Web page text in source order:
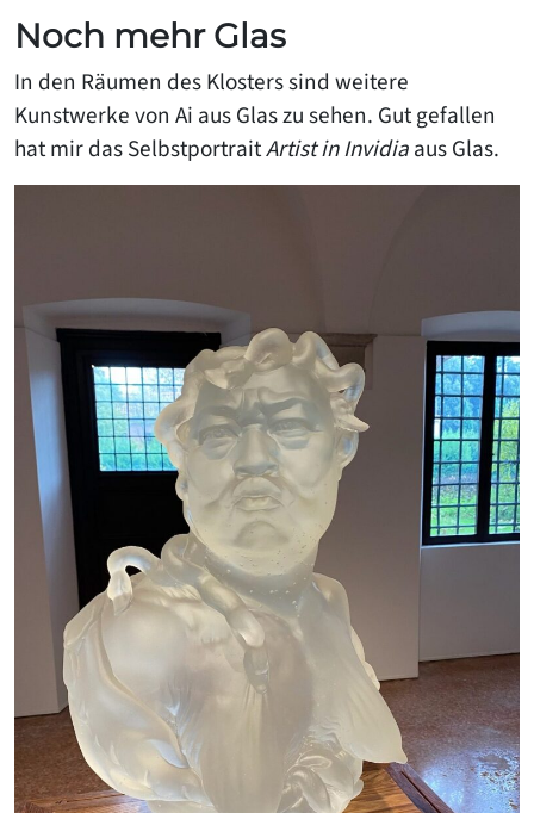
Noch mehr Glas
In den Räumen des Klosters sind weitere
Kunstwerke von Ai aus Glas zu sehen. Gut gefallen
hat mir das SelbstportraitArtist in Invidiaaus Glas.